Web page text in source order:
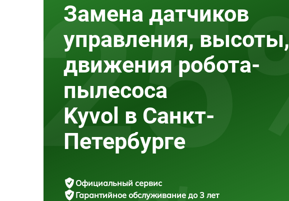
Замена датчиков
управления, высоты,
движения робота-
пылесоса
Kyvol в Санкт-
Петербурге
Официальный сервис
Гарантийное обслуживание до 3 лет